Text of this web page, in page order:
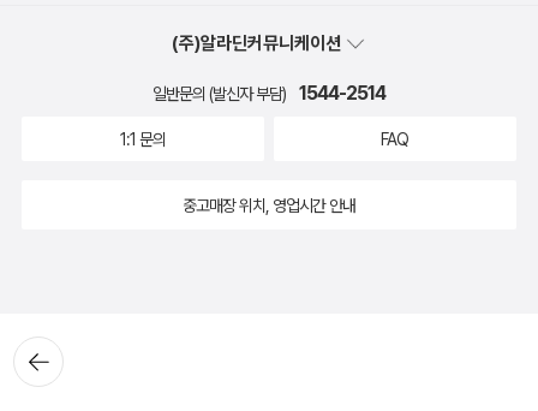
뒤로가
기
(주)알라딘커뮤니케이션
일반문의 (발신자 부담) 1544-2514
1:1 문의 FAQ
중고매장 위치, 영업시간 안내